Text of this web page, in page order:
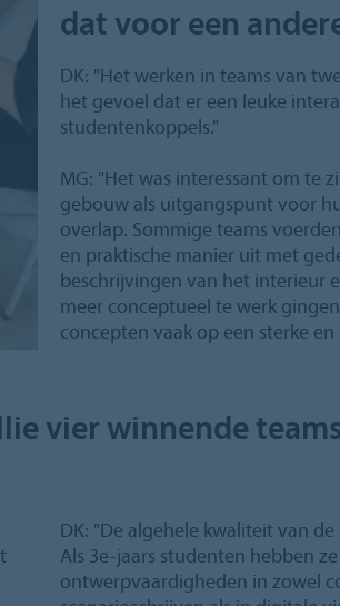
dat voor een
DK: "Het werken in teams van
het gevoel dat er een leuke
studentenkoppels."
MG: "Het was interessant om te
gebouw als uitgangspunt voor
overlap. Sommige teams
en praktische manier uit met
beschrijvingen van het interieur
meer conceptueel te werk
concepten vaak op een sterke
vier winnende
DK: "De algehele kwaliteit van
Als 3e-jaars studenten hebben
ontwerpvaardigheden in zowel